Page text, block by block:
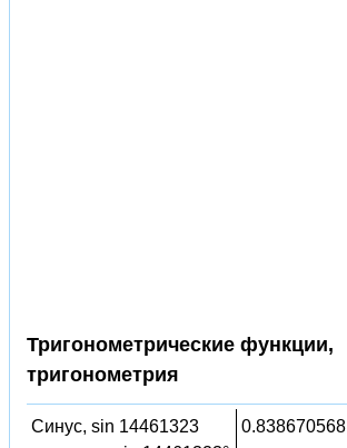
Тригонометрические функции,
тригонометрия
Синус, sin 14461323
0.838670568